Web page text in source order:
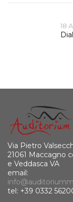
18
Via Pietro
21061 Maccagno
e Veddasca VA
email:
tel: +39 0332